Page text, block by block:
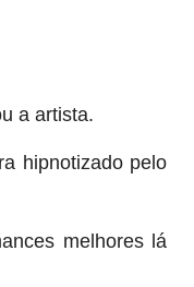
a artista.
hipnotizado pelo
melhores lá